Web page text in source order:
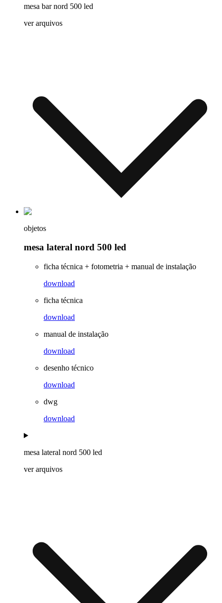
mesa bar nord 500 led
ver arquivos
objetos
mesa lateral nord 500 led
ficha técnica + fotometria + manual de instalação
download
ficha técnica
download
manual de instalação
download
desenho técnico
download
dwg
download
mesa lateral nord 500 led
ver arquivos